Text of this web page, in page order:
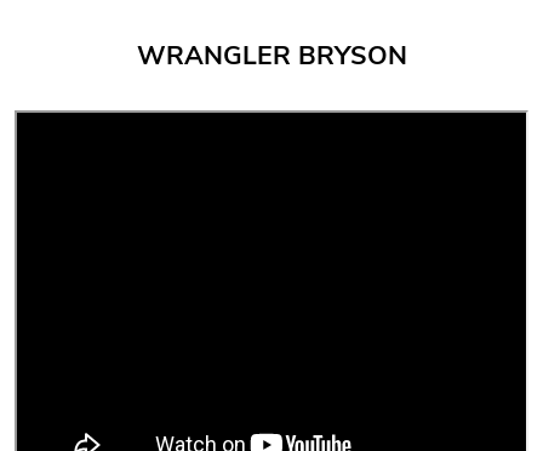
WRANGLER BRYSON